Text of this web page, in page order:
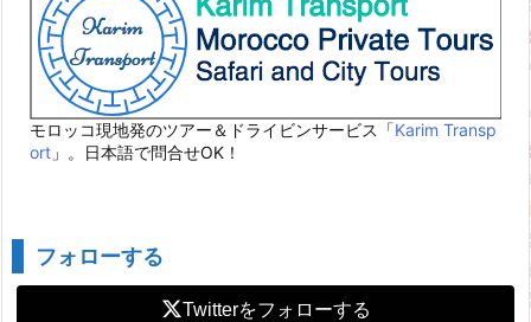
モロッコ現地発のツアー＆ドライビンサービス「Karim Transp
ort 」。日本語で問合せOK！
フォローする
Twitter